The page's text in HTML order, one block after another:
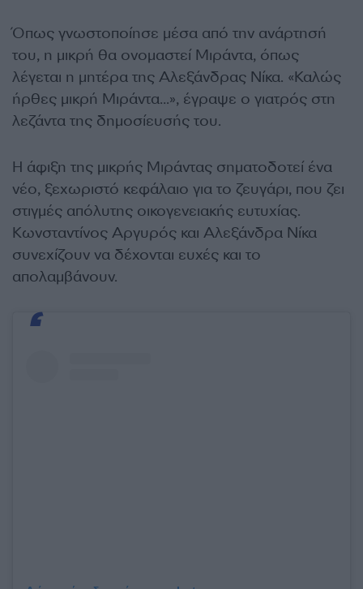
Όπως γνωστοποίησε μέσα από την ανάρτησή
του, η μικρή θα ονομαστεί Μιράντα, όπως
λέγεται η μητέρα της Αλεξάνδρας Νίκα. «Καλώς
ήρθες μικρή Μιράντα…», έγραψε ο γιατρός στη
λεζάντα της δημοσίευσής του.
Η άφιξη της μικρής Μιράντας σηματοδοτεί ένα
νέο, ξεχωριστό κεφάλαιο για το ζευγάρι, που ζει
στιγμές απόλυτης οικογενειακής ευτυχίας.
Κωνσταντίνος Αργυρός και Αλεξάνδρα Νίκα
συνεχίζουν να δέχονται ευχές και το
απολαμβάνουν.